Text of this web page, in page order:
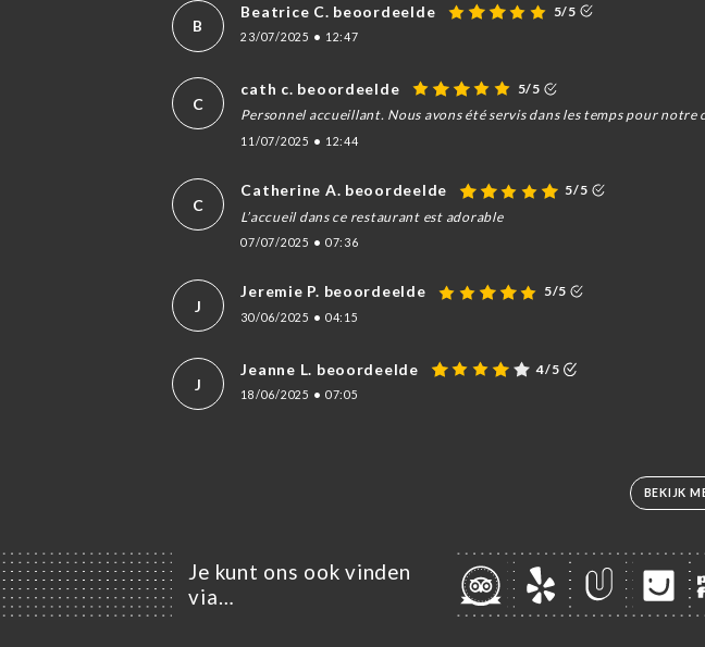
B
Beatrice C. beoordeelde 5/5
23/07/2025 • 12:47
C
cath c. beoordeelde
5/5
Personnel accueillant. Nous avons été servis dans les temps pour notre
11/07/2025 • 12:44
C
Catherine A. beoordeelde
5/5
L’accueil dans ce restaurant est adorable
07/07/2025 • 07:36
J
Jeremie P. beoordeelde 5/5
30/06/2025 • 04:15
J
Jeanne L. beoordeelde 4/5
18/06/2025 • 07:05
BEKIJK
Je kunt ons ook vinden
via…